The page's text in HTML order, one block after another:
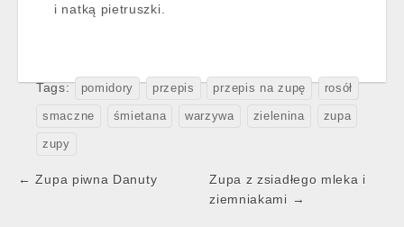
i natką pietruszki.
Tags: pomidory przepis przepis na zupę rosół
smaczne śmietana warzywa zielenina zupa
zupy
Post
← Zupa piwna Danuty
Zupa z zsiadłego mleka i
ziemniakami →